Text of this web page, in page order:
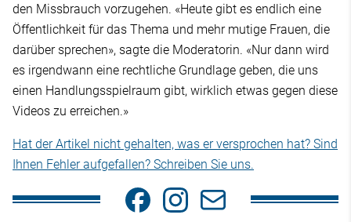
den Missbrauch vorzugehen. «Heute gibt es endlich eine
Öffentlichkeit für das Thema und mehr mutige Frauen, die
darüber sprechen», sagte die Moderatorin. «Nur dann wird
es irgendwann eine rechtliche Grundlage geben, die uns
einen Handlungsspielraum gibt, wirklich etwas gegen diese
Videos zu erreichen.»
Hat der Artikel nicht gehalten, was er versprochen hat? Sind
Ihnen Fehler aufgefallen? Schreiben Sie uns.